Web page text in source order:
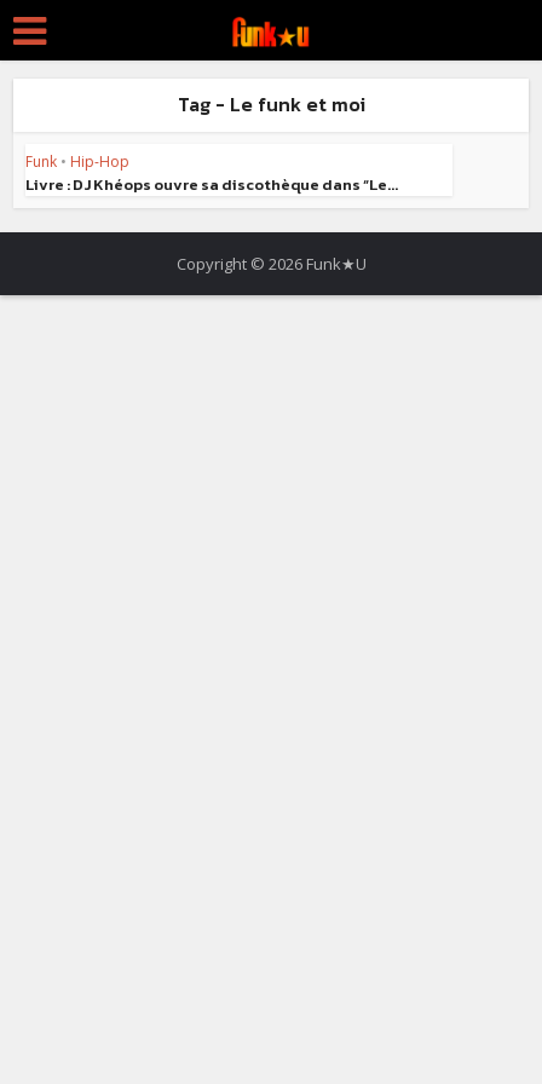
Tag - Le funk et moi
Funk • Hip-Hop
Livre : DJ Khéops ouvre sa discothèque dans “Le...
Copyright © 2026 Funk★U